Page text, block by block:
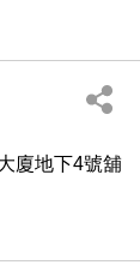
廈地下4號舖